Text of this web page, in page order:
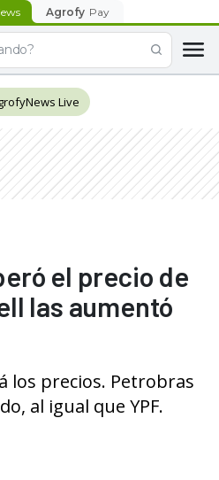
Agrofy Pay
Live
el precio de
las aumentó
los precios. Petrobras
al igual que YPF.